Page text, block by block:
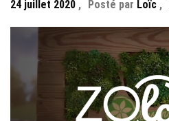
24 juillet 2020 , Posté par Loïc ,